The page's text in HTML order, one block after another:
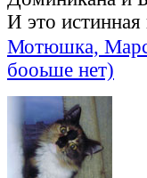
И это истинная
Мотюшка, Марс
бооьше нет)